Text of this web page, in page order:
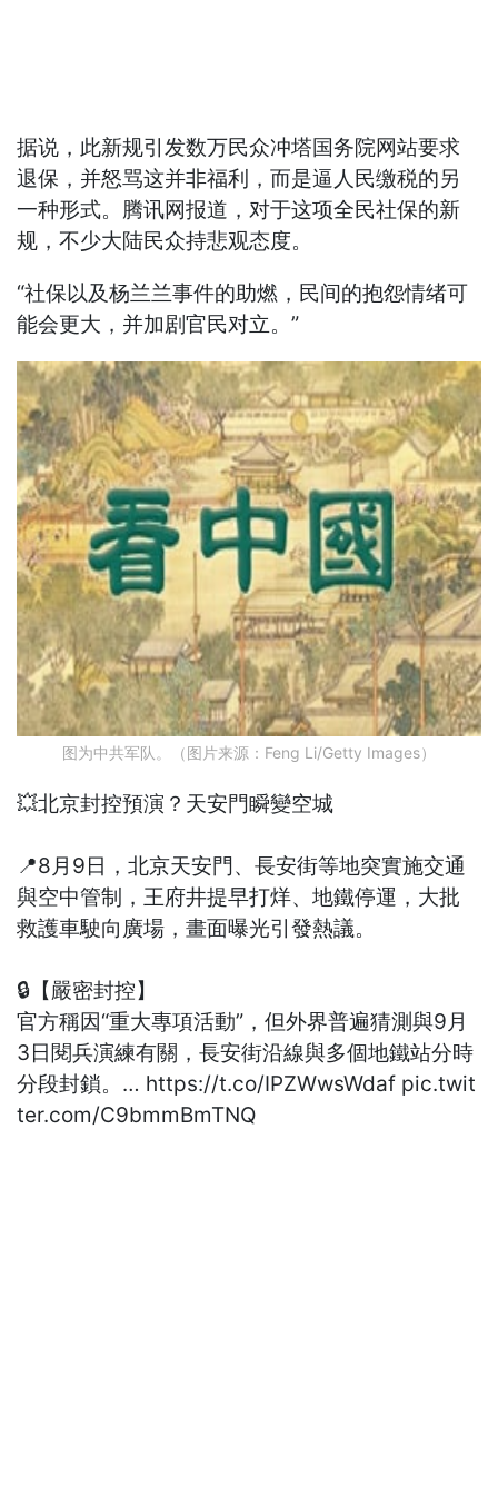
据说，此新规引发数万民众冲塔国务院网站要求
退保，并怒骂这并非福利，而是逼人民缴税的另
一种形式。腾讯网报道，对于这项全民社保的新
规，不少大陆民众持悲观态度。
“社保以及杨兰兰事件的助燃，民间的抱怨情绪可
能会更大，并加剧官民对立。”
图为中共军队。（图片来源：Feng Li/Getty Images）
💥北京封控預演？天安門瞬變空城
📍8月9日，北京天安門、長安街等地突實施交通
與空中管制，王府井提早打烊、地鐵停運，大批
救護車駛向廣場，畫面曝光引發熱議。
🔒【嚴密封控】
官方稱因“重大專項活動”，但外界普遍猜測與9月
3日閱兵演練有關，長安街沿線與多個地鐵站分時
分段封鎖。… https://t.co/IPZWwsWdaf pic.twit
ter.com/C9bmmBmTNQ